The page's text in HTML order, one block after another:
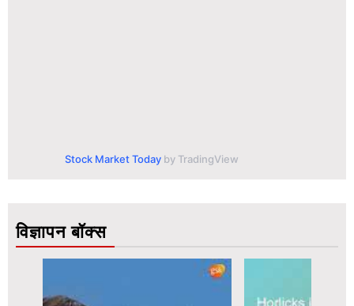
Stock Market Today by TradingView
विज्ञापन बॉक्स